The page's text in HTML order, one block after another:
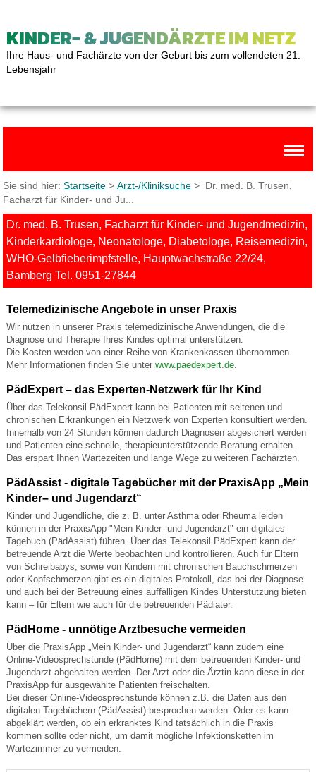
KINDER- & JUGENDÄRZTE IM NETZ
Ihre Haus- und Fachärzte von der Geburt bis zum vollendeten 21.
Lebensjahr
Sie sind hier:Startseite >Arzt-/Kliniksuche > Dr. med. B. Trusen,
Facharzt für Kinder- und Ju...
Dr. med. B. Trusen, Facharzt für Kinder- und Jugendmedizin,
Kinderkardiologe, Neonatologe, Diabetologe, Reisemedizin,
WHO-Gelbfieberimpfstelle, Hauptwachstraße 22/24,
Bamberg Tel. 0951-27844
Telemedizinische Angebote in unser Praxis
Wir nutzen in unserer Praxis telemedizinische Anwendungen, die die
Diagnose und Therapie Ihres Kindes optimal unterstützen.
Die Kosten werden von einer Reihe von Krankenkassen übernommen.
Mehr Informationen finden Sie unter www.paedexpert.de.
PädExpert – das Experten-Netzwerk für Ihr Kind
Über das Telekonsil PädExpert kann bei Patienten mit seltenen und
chronischen Erkrankungen ein Netzwerk von Experten konsultiert werden.
Innerhalb von 24 Stunden können dadurch Diagnosen abgesichert werden
und Patienten eine schnelle, therapieunterstützende Beratung erhalten.
Das erspart Ihnen Wartezeiten und lange Wege zu weiteren Fachärzten.
PädAssist - digitale Tagebücher mit der PraxisApp „Mein
Kinder– und Jugendarzt“
Kinder und Jugendliche, die z. B. unter Asthma oder Rheuma leiden
können in der PraxisApp "Mein Kinder- und Jugendarzt" ein digitales
Tagebuch (PädAssist) führen. Über das Telekonsil PädExpert kann der
betreuende Arzt die Werte beobachten und kontrollieren. Auch für Eltern
von Schreibabys, sowie von Kindern mit chronischen Bauchschmerzen
oder Kopfschmerzen gibt es ein digitales Protokoll, das bei der Diagnose
und auch bei der Betreuung eines auffälligen Kindes Unterstützung bieten
kann – für Eltern wie auch für die betreuenden Pädiater.
PädHome - unnötige Arztbesuche vermeiden
Über die PraxisApp „Mein Kinder- und Jugendarzt“ kann zudem eine
Online-Videosprechstunde (PädHome) mit dem betreuenden Kinder- und
Jugendarzt abgehalten werden. Der Arzt oder die Ärztin kann diese in der
PraxisApp für ausgewählte Patienten freischalten.
Bei dieser Online-Videosprechstunde können z.B. die Daten aus den
digitalen Tagebüchern (PädAssist) besprochen werden. Oder es kann
abgeklärt werden, ob ein erkranktes Kind tatsächlich in die Praxis
kommen sollte oder nicht, um damit mögliche Infektionsketten im
Wartezimmer zu vermeiden.